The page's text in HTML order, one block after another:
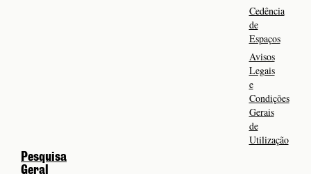
Cedência
de
Espaços
Avisos
Legais
e
Condições
Gerais
de
Utilização
Pesquisa
Geral